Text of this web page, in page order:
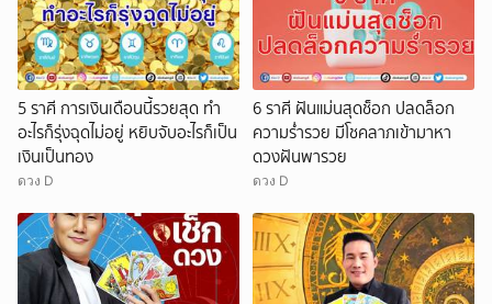
5 ราศี การเงินเดือนนี้รวยสุด ทำ
อะไรก็รุ่งฉุดไม่อยู่ หยิบจับอะไรก็เป็น
เงินเป็นทอง
ดวง D
6 ราศี ฝันแม่นสุดช็อก ปลดล็อก
ความร่ำรวย มีโชคลาภเข้ามาหา
ดวงฝันพารวย
ดวง D